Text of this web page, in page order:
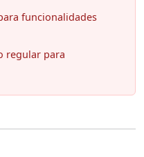
funcionalidades
regular para